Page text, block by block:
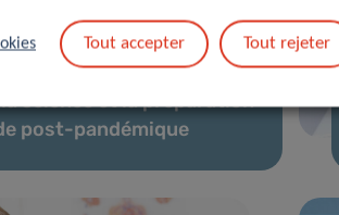
sur CoVaLux 2024 : Un
science et la préparation
post-pandémique
Tout accepter Tout rejeter